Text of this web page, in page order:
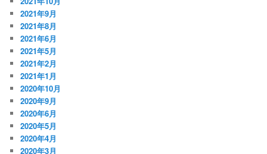
2021年9月
2021年8月
2021年6月
2021年5月
2021年2月
2021年1月
2020年10月
2020年9月
2020年6月
2020年5月
2020年4月
2020年3月